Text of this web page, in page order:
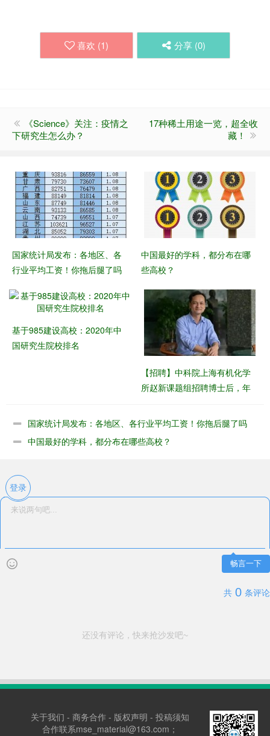
喜欢 (1) 分享 (0)
《Science》关注：疫情之
下研究生怎么办？
17种稀土用途一览，超全收
藏！
国家统计局发布：各地区、各
行业平均工资！你拖后腿了吗
中国最好的学科，都分布在哪
些高校？
基于985建设高校：2020年中
国研究生院校排名
【招聘】​中科院上海有机化学
所赵新课题组招聘博士后，年
国家统计局发布：各地区、各行业平均工资！你拖后腿了吗
中国最好的学科，都分布在哪些高校？
登录
畅言一下
共 0 条评论
还没有评论，快来抢沙发吧~
关于我们 - 商务合作- 版权声明 - 投稿须知
合作联系mse_material@163.com；